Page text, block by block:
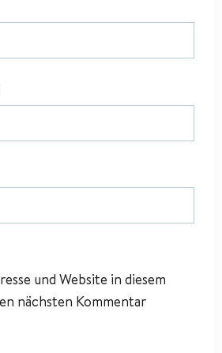
und Website in diesem
nächsten Kommentar